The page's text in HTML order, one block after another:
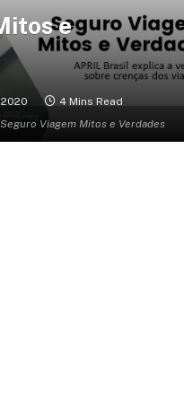
Seguro Viagem Mitos e Verdades
e
4 Mins Read